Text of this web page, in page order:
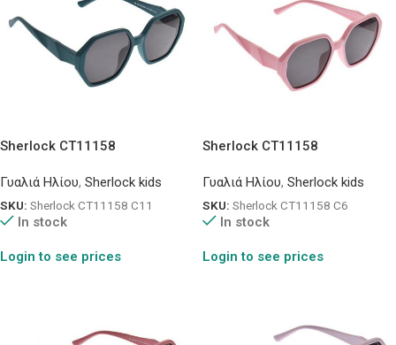
Sherlock CT11158
Γυαλιά Ηλίου, Sherlock kids
SKU: Sherlock CT11158 C11
In stock
Login to see prices
Sherlock CT11158
Γυαλιά Ηλίου, Sherlock kids
SKU: Sherlock CT11158 C6
In stock
Login to see prices